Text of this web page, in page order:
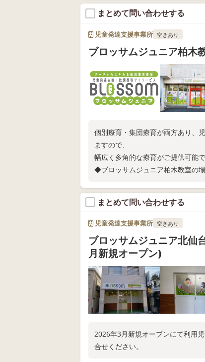
・保育所等訪問支援
教室の空き状況や無料体験につい
まとめて問い合わせする
児童発達支援事業所 空きあり
ブロッサムジュニア柏木
個別療育・集団療育が両方あり、
ますので、
幅広く多角的な療育がご提供可能
◆ブロッサムジュニア柏木教室の
・公共交通機関→市営バス/星陵町
まとめて問い合わせする
児童発達支援事業所 空きあり
ブロッサムジュニア北仙
月新規オープン)
2026年3月新規オープンにて利用
合せください。